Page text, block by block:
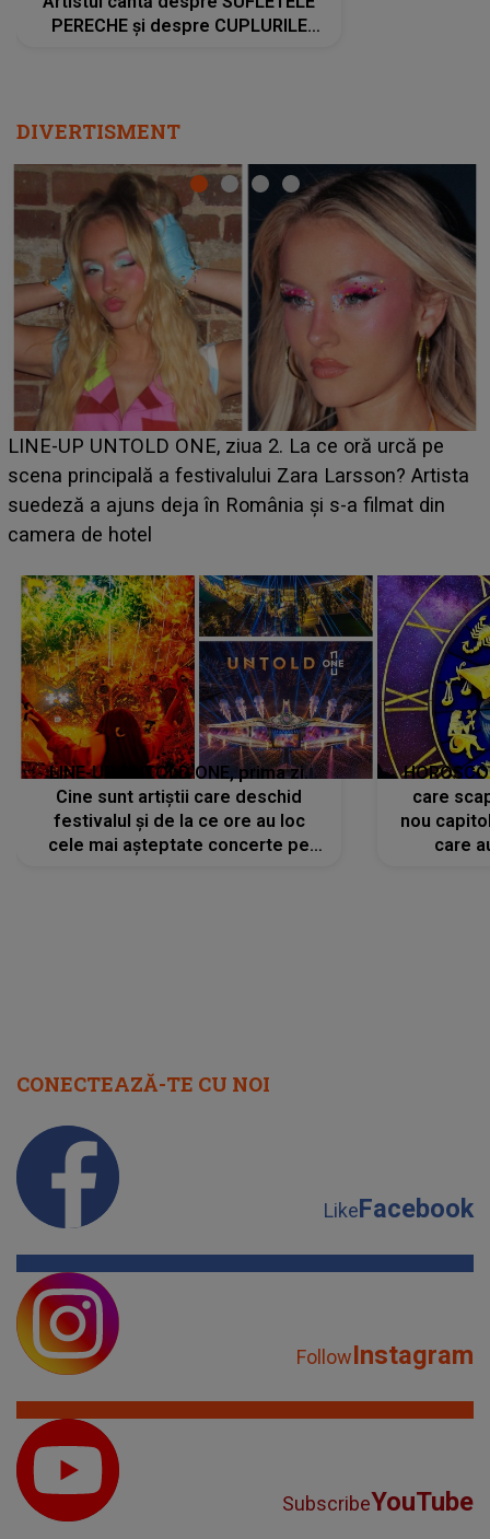
PERECHE și despre CUPLURILE
DIVERTISMENT
Ce a dezvăluit noua concurentă din "Casa Iubirii" l-a
luat prin surprindere pe Emanuel. CINE ESTE
BĂIATUL VIZAT de Alexandra?! Aflându-se în fața
faptului împlinit, A RECUNOSCUT IMEDIAT: "Am
LINE-UP UNTOLD ONE, prima zi.
Cine sunt artiștii care deschid
festivalul și de la ce ore au loc
cele mai așteptate concerte pe
care
nou
care
CONECTEAZĂ-TE CU NOI
LikeFacebook
FollowInstagram
SubscribeYouTube